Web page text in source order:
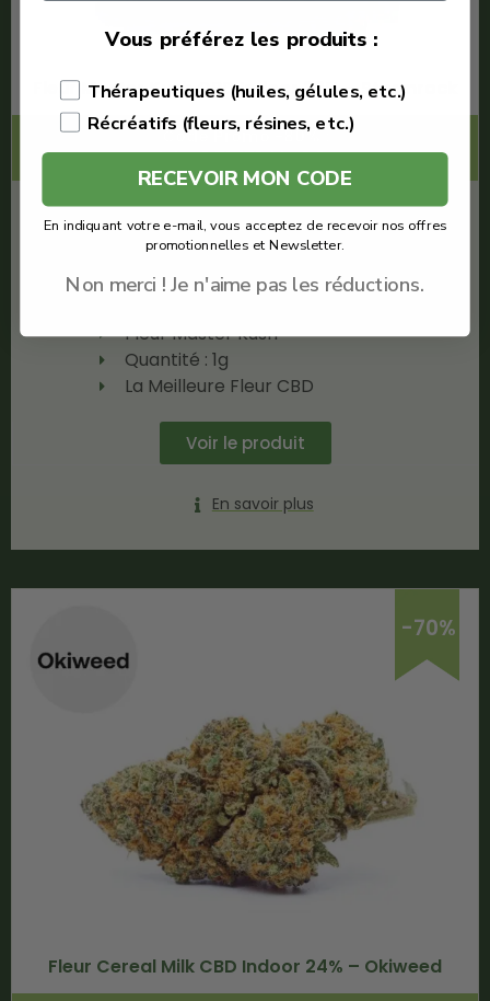
Fleur Master Kush CBD Indoor 22% – Stormrock
Code Promo -80% :
LACREMEDUCBD
€28.00
€5.60
Fleur Master Kush
Quantité : 1g
La Meilleure Fleur CBD
Voir le produit
En savoir plus
-70%
Fleur Cereal Milk CBD Indoor 24% – Okiweed
Vous préférez les produits :
Thérapeutiques (huiles, gélules, etc.)
Récréatifs (fleurs, résines, etc.)
RECEVOIR MON CODE
En indiquant votre e-mail, vous acceptez de recevoir nos offres
promotionnelles et Newsletter.
Non merci ! Je n'aime pas les réductions.